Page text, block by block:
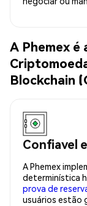
A Phemex é
Blockchain
Confiavel
A Phemex
determinística
prova de
usuários estão